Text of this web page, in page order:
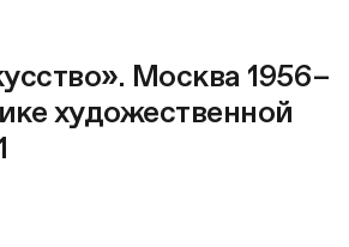
Москва 1956–
художественной